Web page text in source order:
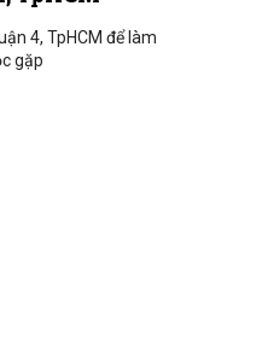
4, TpHCM để làm
gặp